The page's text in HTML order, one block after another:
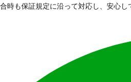
時も保証規定に沿って対応し、安心